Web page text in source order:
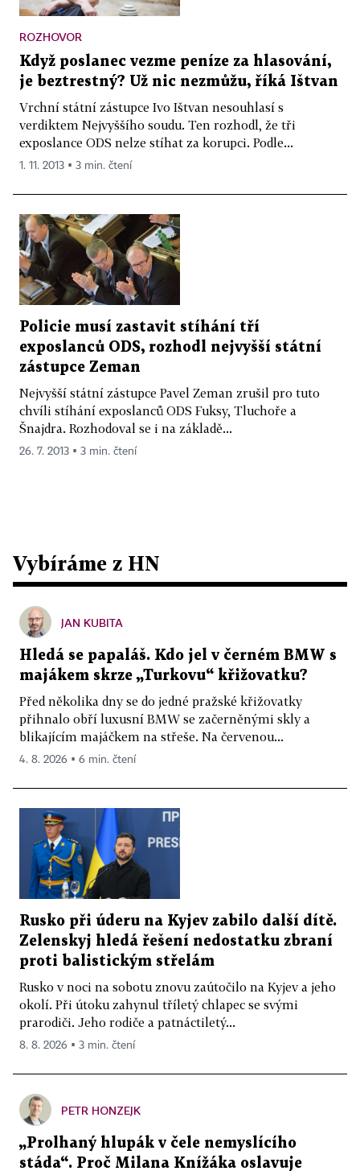
ROZHOVOR
Když poslanec vezme peníze za hlasování,
je beztrestný? Už nic nezmůžu, říká Ištvan
Vrchní státní zástupce Ivo Ištvan nesouhlasí s
verdiktem Nejvyššího soudu. Ten rozhodl, že tři
exposlance ODS nelze stíhat za korupci. Podle...
1. 11. 2013 ▪ 3 min. čtení
Policie musí zastavit stíhání tří
exposlanců ODS, rozhodl nejvyšší státní
zástupce Zeman
Nejvyšší státní zástupce Pavel Zeman zrušil pro tuto
chvíli stíhání exposlanců ODS Fuksy, Tluchoře a
Šnajdra. Rozhodoval se i na základě...
26. 7. 2013 ▪ 3 min. čtení
Vybíráme z HN
JAN KUBITA
Hledá se papaláš. Kdo jel v černém BMW s
majákem skrze „Turkovu“ křižovatku?
Před několika dny se do jedné pražské křižovatky
přihnalo obří luxusní BMW se začerněnými skly a
blikajícím majáčkem na střeše. Na červenou...
4. 8. 2026 ▪ 6 min. čtení
Rusko při úderu na Kyjev zabilo další dítě.
Zelenskyj hledá řešení nedostatku zbraní
proti balistickým střelám
Rusko v noci na sobotu znovu zaútočilo na Kyjev a jeho
okolí. Při útoku zahynul tříletý chlapec se svými
prarodiči. Jeho rodiče a patnáctiletý...
8. 8. 2026 ▪ 3 min. čtení
PETR HONZEJK
„Prolhaný hlupák v čele nemyslícího
stáda“. Proč Milana Knížáka oslavuje